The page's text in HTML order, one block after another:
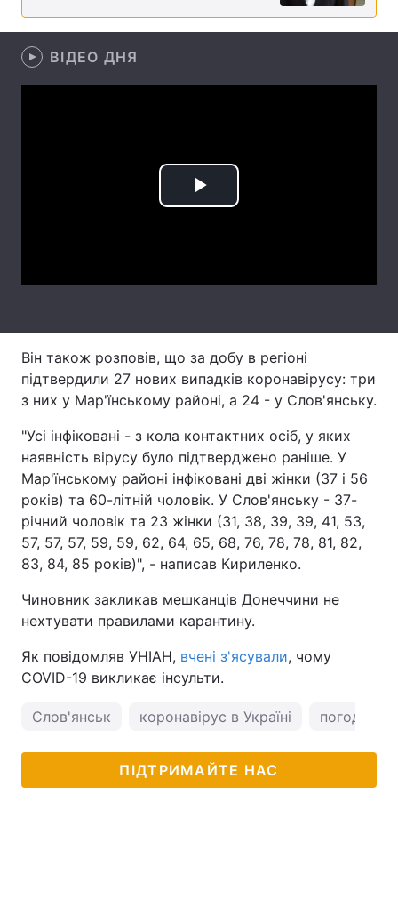
Здоров'я Туризм
Цікавинки
Тема оформлення
ВІДЕО ДНЯ
Play
Він також розповів, що за добу в регіоні
підтвердили 27 нових випадків коронавірусу: три
з них у Мар'їнському районі, а 24 - у Слов'янську.
"Усі інфіковані - з кола контактних осіб, у яких
наявність вірусу було підтверджено раніше. У
Мар'їнському районі інфіковані дві жінки (37 і 56
років) та 60-літній чоловік. У Слов'янську - 37-
річний чоловік та 23 жінки (31, 38, 39, 39, 41, 53,
57, 57, 57, 59, 59, 62, 64, 65, 68, 76, 78, 78, 81, 82,
83, 84, 85 років)", - написав Кириленко.
Чиновник закликав мешканців Донеччини не
нехтувати правилами карантину.
Як повідомляв УНІАН, вчені з'ясували, чому
COVID-19 викликає інсульти.
Слов'янськ коронавірус в Україні погода у
ПІДТРИМАЙТЕ НАС